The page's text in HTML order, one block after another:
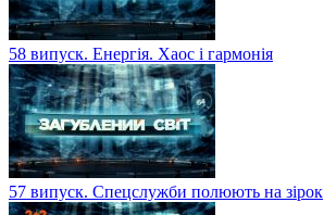
58 випуск. Енергія. Хаос і гармонія
57 випуск. Спецслужби полюють на зірок